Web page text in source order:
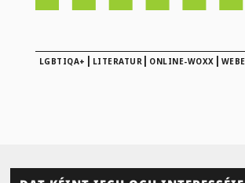
LGBTIQA+ | LITERATUR | ONLINE-WOXX |